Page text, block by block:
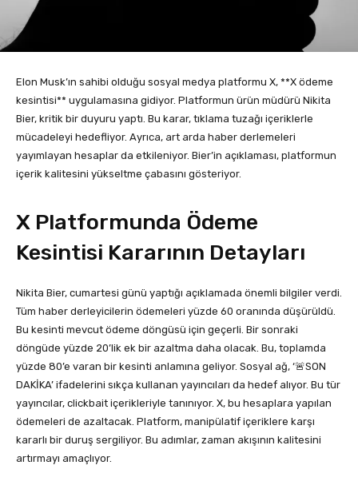
Elon Musk’ın sahibi olduğu sosyal medya platformu X, **X ödeme
kesintisi** uygulamasına gidiyor. Platformun ürün müdürü Nikita
Bier, kritik bir duyuru yaptı. Bu karar, tıklama tuzağı içeriklerle
mücadeleyi hedefliyor. Ayrıca, art arda haber derlemeleri
yayımlayan hesaplar da etkileniyor. Bier’in açıklaması, platformun
içerik kalitesini yükseltme çabasını gösteriyor.
X Platformunda Ödeme
Kesintisi Kararının Detayları
Nikita Bier, cumartesi günü yaptığı açıklamada önemli bilgiler verdi.
Tüm haber derleyicilerin ödemeleri yüzde 60 oranında düşürüldü.
Bu kesinti mevcut ödeme döngüsü için geçerli. Bir sonraki
döngüde yüzde 20’lik ek bir azaltma daha olacak. Bu, toplamda
yüzde 80’e varan bir kesinti anlamına geliyor. Sosyal ağ, ‘🚨SON
DAKİKA’ ifadelerini sıkça kullanan yayıncıları da hedef alıyor. Bu tür
yayıncılar, clickbait içerikleriyle tanınıyor. X, bu hesaplara yapılan
ödemeleri de azaltacak. Platform, manipülatif içeriklere karşı
kararlı bir duruş sergiliyor. Bu adımlar, zaman akışının kalitesini
artırmayı amaçlıyor.